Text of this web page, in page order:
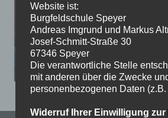
Website ist:
Burgfeldschule Speyer
Andreas Imgrund und Markus
Josef-Schmitt-Straße 30
67346 Speyer
Die verantwortliche Stelle
mit anderen über die Zwecke
personenbezogenen Daten
Widerruf Ihrer Einwilligung